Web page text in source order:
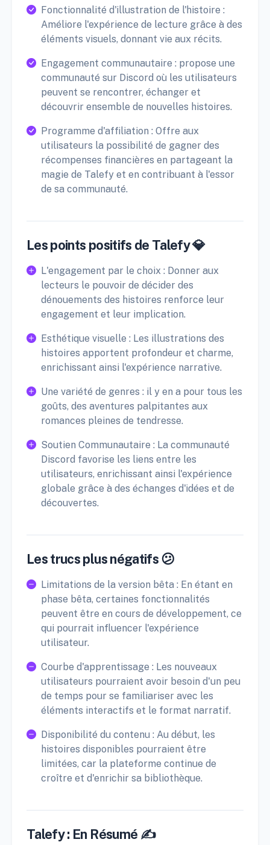
Fonctionnalité d'illustration de l'histoire :
Améliore l'expérience de lecture grâce à des
éléments visuels, donnant vie aux récits.
Engagement communautaire : propose une
communauté sur Discord où les utilisateurs
peuvent se rencontrer, échanger et
découvrir ensemble de nouvelles histoires.
Programme d'affiliation : Offre aux
utilisateurs la possibilité de gagner des
récompenses financières en partageant la
magie de Talefy et en contribuant à l'essor
de sa communauté.
Les points positifs de Talefy 💎
L'engagement par le choix : Donner aux
lecteurs le pouvoir de décider des
dénouements des histoires renforce leur
engagement et leur implication.
Esthétique visuelle : Les illustrations des
histoires apportent profondeur et charme,
enrichissant ainsi l'expérience narrative.
Une variété de genres : il y en a pour tous les
goûts, des aventures palpitantes aux
romances pleines de tendresse.
Soutien Communautaire : La communauté
Discord favorise les liens entre les
utilisateurs, enrichissant ainsi l'expérience
globale grâce à des échanges d'idées et de
découvertes.
Les trucs plus négatifs 😕
Limitations de la version bêta : En étant en
phase bêta, certaines fonctionnalités
peuvent être en cours de développement, ce
qui pourrait influencer l'expérience
utilisateur.
Courbe d'apprentissage : Les nouveaux
utilisateurs pourraient avoir besoin d'un peu
de temps pour se familiariser avec les
éléments interactifs et le format narratif.
Disponibilité du contenu : Au début, les
histoires disponibles pourraient être
limitées, car la plateforme continue de
croître et d'enrichir sa bibliothèque.
Talefy : En Résumé ✍️